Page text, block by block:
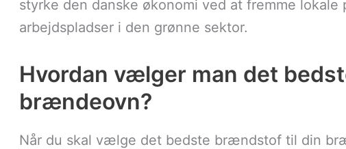
styrke den danske økonomi ved at fremme lokale
arbejdspladser i den grønne sektor.
Hvordan vælger man det
brændeovn?
Når du skal vælge det bedste brændstof til din